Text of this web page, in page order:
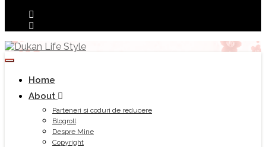
Toggle
Home
About
Parteneri si coduri de reducere
Blogroll
Despre Mine
Copyright